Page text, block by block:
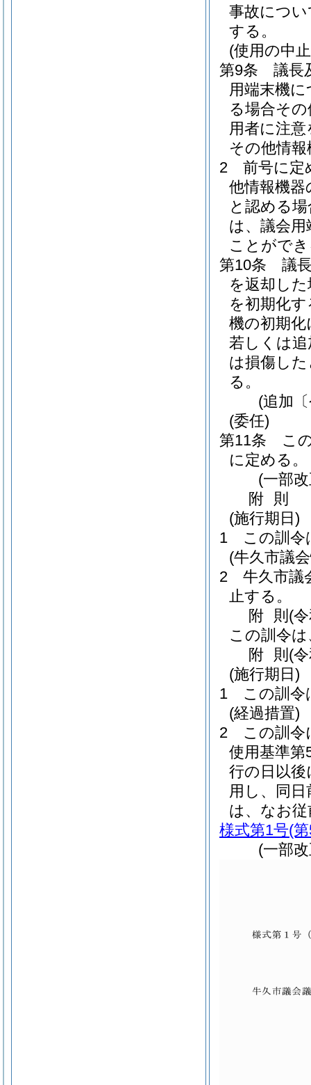
事故につ
する。
(使用の中
第9条
議長
用端末機
る場合そ
用者に注
その他情
2
前号に定
他情報機
と認める
は、議会
ことがで
第10条
議
を返却し
を初期化
機の初期
若しくは
は損傷し
る。
(追加
(委任)
第11条
こ
に定める。
(一部
附 則
(施行期日)
1
この訓令
(牛久市議
2
牛久市議
止する。
附 則 (
この訓令
附 則 (
(施行期日)
1
この訓令
(経過措置)
2
この訓令
使用基準
行の日以
用し、同
は、なお
様式第1号(
(一部